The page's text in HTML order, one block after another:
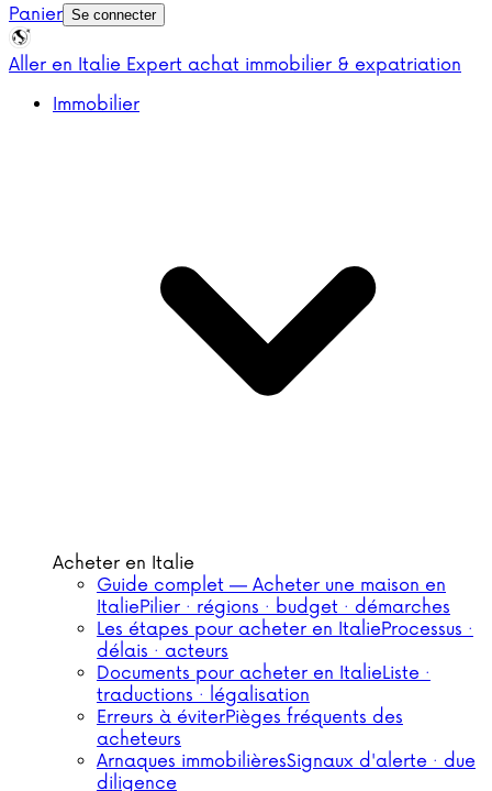
Panier Se connecter
Aller en Italie Expert achat immobilier & expatriation
Immobilier
Acheter en Italie
Guide complet — Acheter une maison en
ItaliePilier · régions · budget · démarches
Les étapes pour acheter en ItalieProcessus ·
délais · acteurs
Documents pour acheter en ItalieListe ·
traductions · légalisation
Erreurs à éviterPièges fréquents des
acheteurs
Arnaques immobilièresSignaux d'alerte · due
diligence